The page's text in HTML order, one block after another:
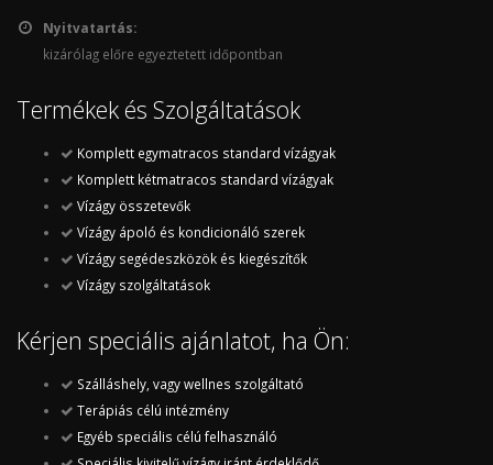
Nyitvatartás:
kizárólag előre egyeztetett időpontban
Termékek és Szolgáltatások
Komplett egymatracos standard vízágyak
Komplett kétmatracos standard vízágyak
Vízágy összetevők
Vízágy ápoló és kondicionáló szerek
Vízágy segédeszközök és kiegészítők
Vízágy szolgáltatások
Kérjen speciális ajánlatot, ha Ön:
Szálláshely, vagy wellnes szolgáltató
Terápiás célú intézmény
Egyéb speciális célú felhasználó